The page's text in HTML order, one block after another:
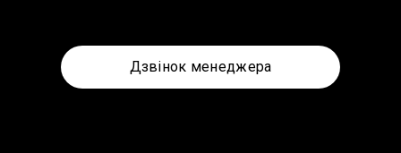
Дзвінок менеджера